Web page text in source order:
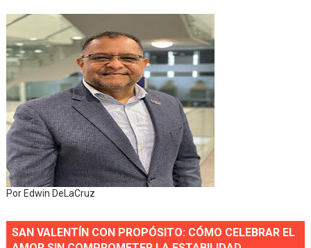
Por Edwin DeLaCruz
SAN VALENTÍN CON PROPÓSITO: CÓMO CELEBRAR EL